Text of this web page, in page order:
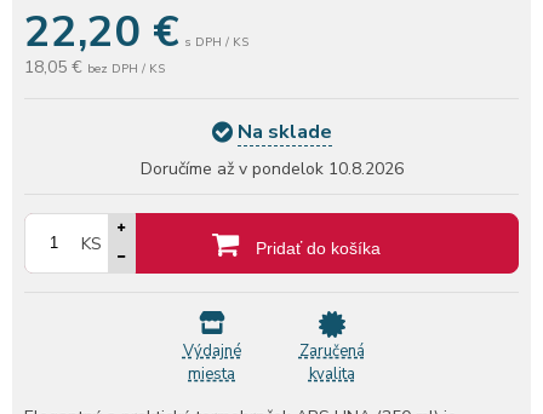
22,20 € s DPH / KS
18,05 € bez DPH / KS
Na sklade
Doručíme až v pondelok 10.8.2026
KS Pridať do košíka
Výdajné
miesta
Zaručená
kvalita